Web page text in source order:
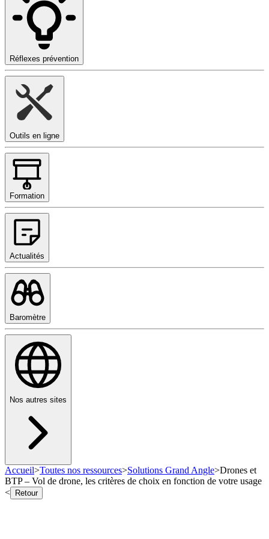
Réflexes prévention
Outils en ligne
Formation
Actualités
Baromètre
Nos autres sites
Accueil>Toutes nos ressources>Solutions Grand Angle>Drones et
BTP – Vol de drone, les critères de choix en fonction de votre usage
<
Retour